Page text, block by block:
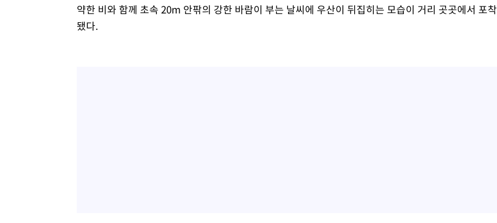
약한 비와 함께 초속 20m 안팎의 강한 바람이 부는 날씨에 우산이 뒤집히는 모습이 거리 곳곳에서 포착
됐다.